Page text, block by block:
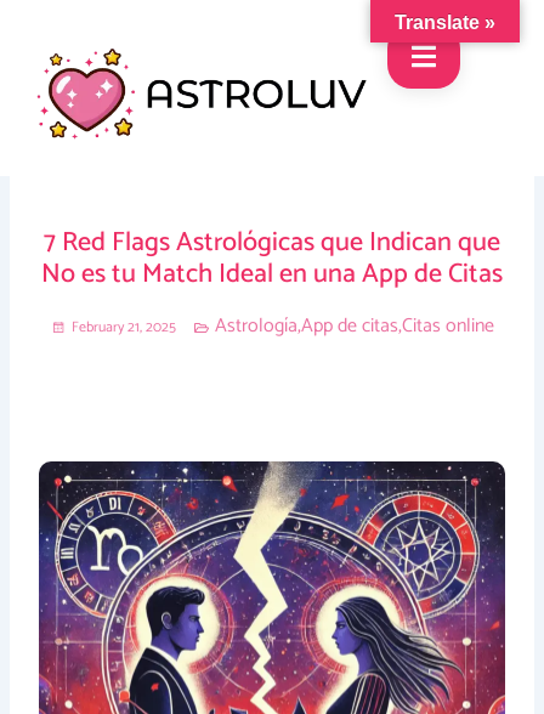
content
7 Red Flags Astrológicas que Indican que
No es tu Match Ideal en una App de Citas
February 21, 2025 Astrología,App de citas,Citas online
Translate »